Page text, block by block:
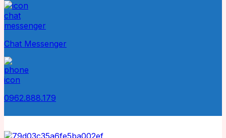
Chat Messenger
0962.888.179